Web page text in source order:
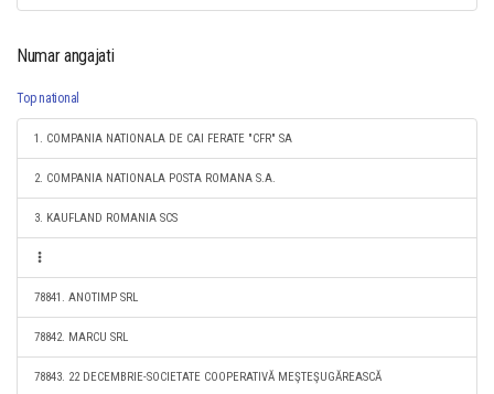
Numar angajati
Top national
1. COMPANIA NATIONALA DE CAI FERATE "CFR" SA
2. COMPANIA NATIONALA POSTA ROMANA S.A.
3. KAUFLAND ROMANIA SCS
78841. ANOTIMP SRL
78842. MARCU SRL
78843. 22 DECEMBRIE-SOCIETATE COOPERATIVĂ MEŞTEŞUGĂREASCĂ